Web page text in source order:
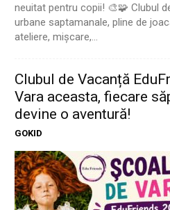
neuitat pentru copii! 🎨🧩 Clubul
urbane saptamanale, pline de
ateliere, mișcare,...
Clubul de Vacanță
Vara aceasta, fiecare
devine o aventură!
GOKID